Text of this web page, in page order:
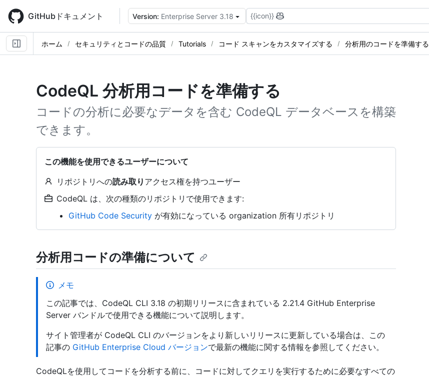
main
content
GitHubドキュメント Version: Enterprise Server 3.18 {{icon}}
ホーム セキュリティとコードの品質 Tutorials コード スキャンをカスタマイズする 分析用のコードを準備する
CodeQL 分析用コードを準備する
コードの分析に必要なデータを含む CodeQL データベースを構築
できます。
この機能を使用できるユーザーについて
リポジトリへの読み取り アクセス権を持つユーザー
CodeQL は、次の種類のリポジトリで使用できます:
GitHub Code Security が有効になっている organization 所有リポジトリ
分析用コードの準備について
メモ
この記事では、CodeQL CLI 3.18 の初期リリースに含まれている 2.21.4 GitHub Enterprise
Server バンドルで使用できる機能について説明します。
サイト管理者が CodeQL CLI のバージョンをより新しいリリースに更新している場合は、この
記事の GitHub Enterprise Cloud バージョンで最新の機能に関する情報を参照してください。
CodeQLを使用してコードを分析する前に、コードに対してクエリを実行するために必要なすべての